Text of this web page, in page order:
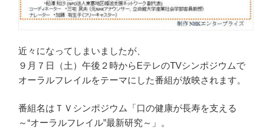
近々になってしまいましたが、
９月７日（土）午後２時からEテレのTVシンポジウムで
オーラルフレイルをテーマにした番組が放映されます。
番組名はＴＶシンポジウム「口の健康が長寿を支える
～“オーラルフレイル”最新研究～」。